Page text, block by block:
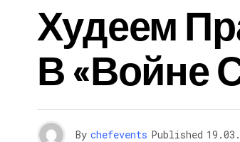
Худеем
В «войне
By chefevents Published